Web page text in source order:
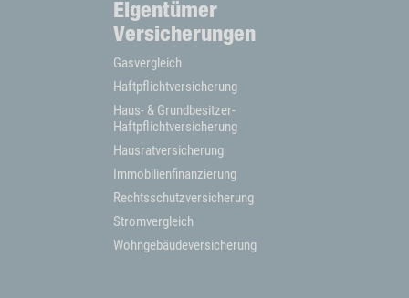
Eigentümer
Versicherungen
Gasvergleich
Haftpflichtversicherung
Haus- & Grundbesitzer-
Haftpflichtversicherung
Hausratversicherung
Immobilienfinanzierung
Rechtsschutzversicherung
Stromvergleich
Wohngebäudeversicherung